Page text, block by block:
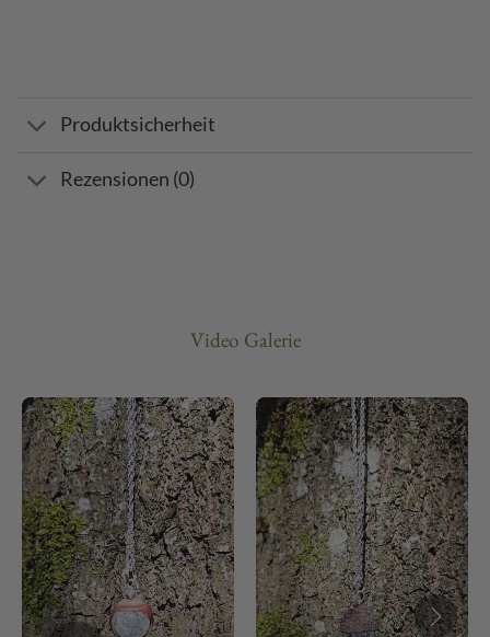
Produktsicherheit
Rezensionen (0)
Video Galerie